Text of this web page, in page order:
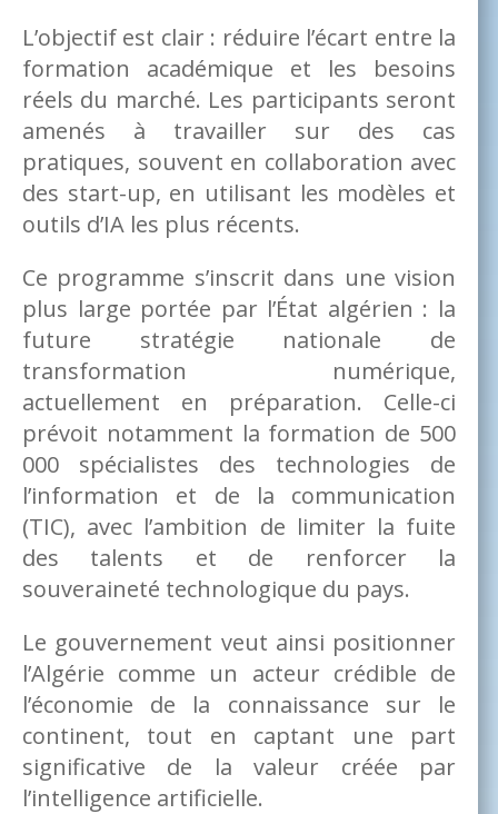
L’objectif est clair : réduire l’écart entre la
formation académique et les besoins
réels du marché. Les participants seront
amenés à travailler sur des cas
pratiques, souvent en collaboration avec
des start-up, en utilisant les modèles et
outils d’IA les plus récents.
Ce programme s’inscrit dans une vision
plus large portée par l’État algérien : la
future stratégie nationale de
transformation numérique,
actuellement en préparation. Celle-ci
prévoit notamment la formation de 500
000 spécialistes des technologies de
l’information et de la communication
(TIC), avec l’ambition de limiter la fuite
des talents et de renforcer la
souveraineté technologique du pays.
Le gouvernement veut ainsi positionner
l’Algérie comme un acteur crédible de
l’économie de la connaissance sur le
continent, tout en captant une part
significative de la valeur créée par
l’intelligence artificielle.